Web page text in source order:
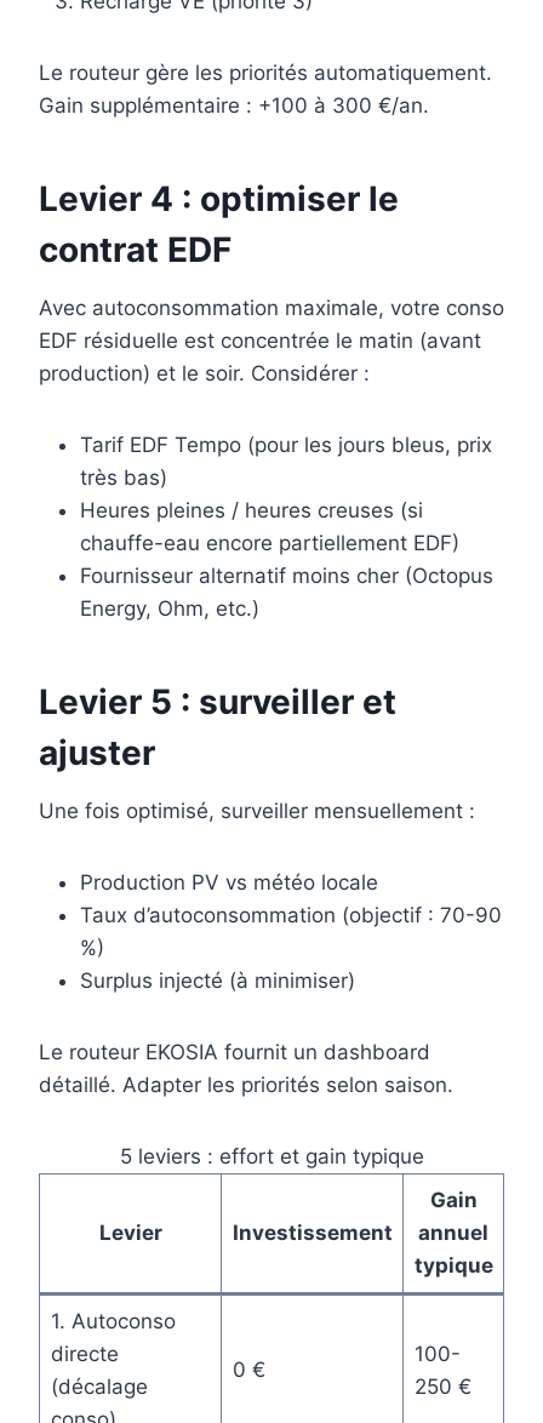
Le routeur gère les priorités automatiquement.
Gain supplémentaire : +100 à 300 €/an.
Levier 4 : optimiser le
contrat EDF
Avec autoconsommation maximale, votre conso
EDF résiduelle est concentrée le matin (avant
production) et le soir. Considérer :
Tarif EDF Tempo (pour les jours bleus, prix
très bas)
Heures pleines / heures creuses (si
chauffe-eau encore partiellement EDF)
Fournisseur alternatif moins cher (Octopus
Energy, Ohm, etc.)
Levier 5 : surveiller et
ajuster
Une fois optimisé, surveiller mensuellement :
Production PV vs météo locale
Taux d’autoconsommation (objectif : 70-90
%)
Surplus injecté (à minimiser)
Le routeur EKOSIA fournit un dashboard
détaillé. Adapter les priorités selon saison.
5 leviers : effort et gain typique
Levier Investissement
Gain
annuel
typique
1. Autoconso
directe
(décalage
0 €
100-
250 €